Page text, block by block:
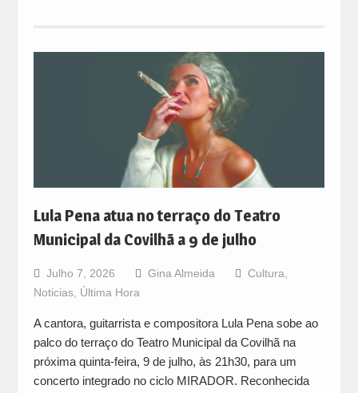
Lula Pena atua no terraço do Teatro
Municipal da Covilhã a 9 de julho
Julho 7, 2026 Gina Almeida Cultura,
Noticias, Última Hora
A cantora, guitarrista e compositora Lula Pena sobe ao
palco do terraço do Teatro Municipal da Covilhã na
próxima quinta-feira, 9 de julho, às 21h30, para um
concerto integrado no ciclo MIRADOR. Reconhecida